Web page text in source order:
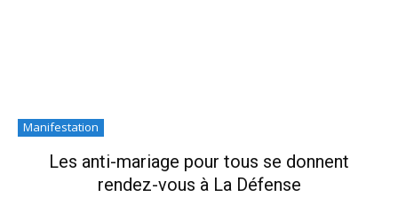
Manifestation
Les anti-mariage pour tous se donnent
rendez-vous à La Défense